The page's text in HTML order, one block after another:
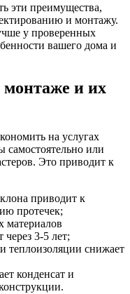
эти преимущества,
и монтажу.
у проверенных
вашего дома и
и их
на услугах
или
Это приводит к
приводит к
протечек;
материалов
3-5 лет;
теплоизоляции снижает
конденсат и